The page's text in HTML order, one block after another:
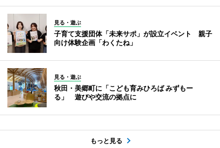
見る・遊ぶ
子育て支援団体「未来サポ」が設立イベント 親子
向け体験企画「わくたね」
見る・遊ぶ
秋田・美郷町に「こども育みひろば みずもー
る」 遊びや交流の拠点に
もっと見る